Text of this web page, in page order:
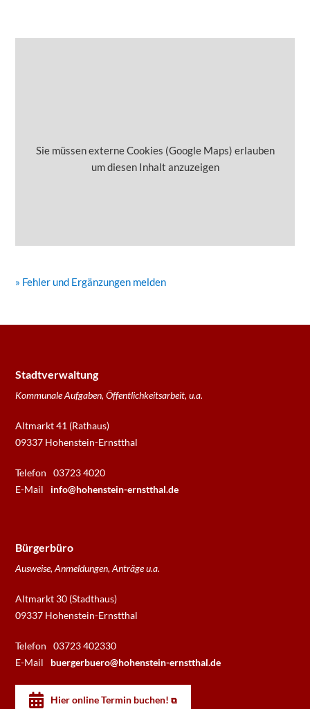
Sie müssen externe Cookies (Google Maps) erlauben
um diesen Inhalt anzuzeigen
» Fehler und Ergänzungen melden
Stadtverwaltung
Kommunale Aufgaben, Öffentlichkeitsarbeit, u.a.
Altmarkt 41 (Rathaus)
09337 Hohenstein-Ernstthal
Telefon
03723 4020
E-Mail
info@hohenstein-ernstthal.de
Bürgerbüro
Ausweise, Anmeldungen, Anträge u.a.
Altmarkt 30 (Stadthaus)
09337 Hohenstein-Ernstthal
Telefon
03723 402330
E-Mail
buergerbuero@hohenstein-ernstthal.de
Hier online Termin buchen!